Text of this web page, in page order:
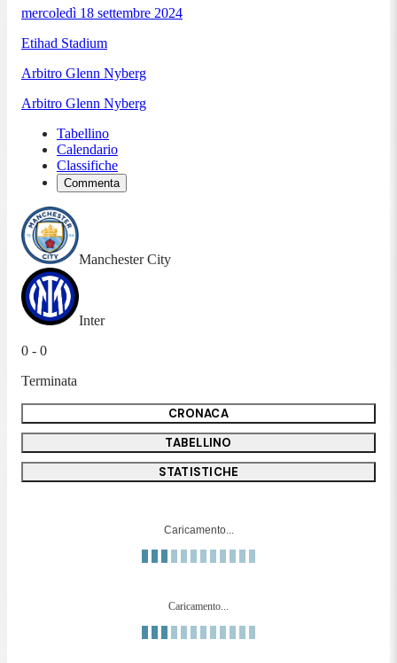
mercoledì 18 settembre 2024
Etihad Stadium
Arbitro Glenn Nyberg
Arbitro Glenn Nyberg
Tabellino
Calendario
Classifiche
Commenta
Manchester City
Inter
0 - 0
Terminata
CRONACA
TABELLINO
STATISTICHE
Caricamento...
Caricamento...